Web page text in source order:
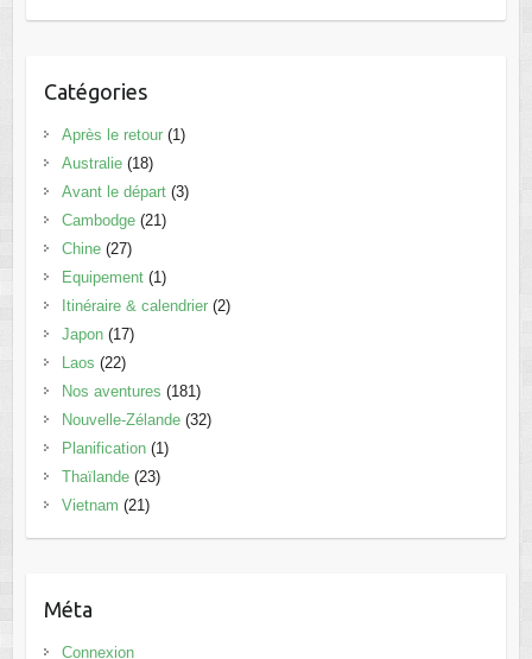
Catégories
Après le retour(1)
Australie(18)
Avant le départ(3)
Cambodge(21)
Chine(27)
Equipement(1)
Itinéraire & calendrier(2)
Japon(17)
Laos (22)
Nos aventures (181)
Nouvelle-Zélande(32)
Planification(1)
Thaïlande(23)
Vietnam (21)
Méta
Connexion